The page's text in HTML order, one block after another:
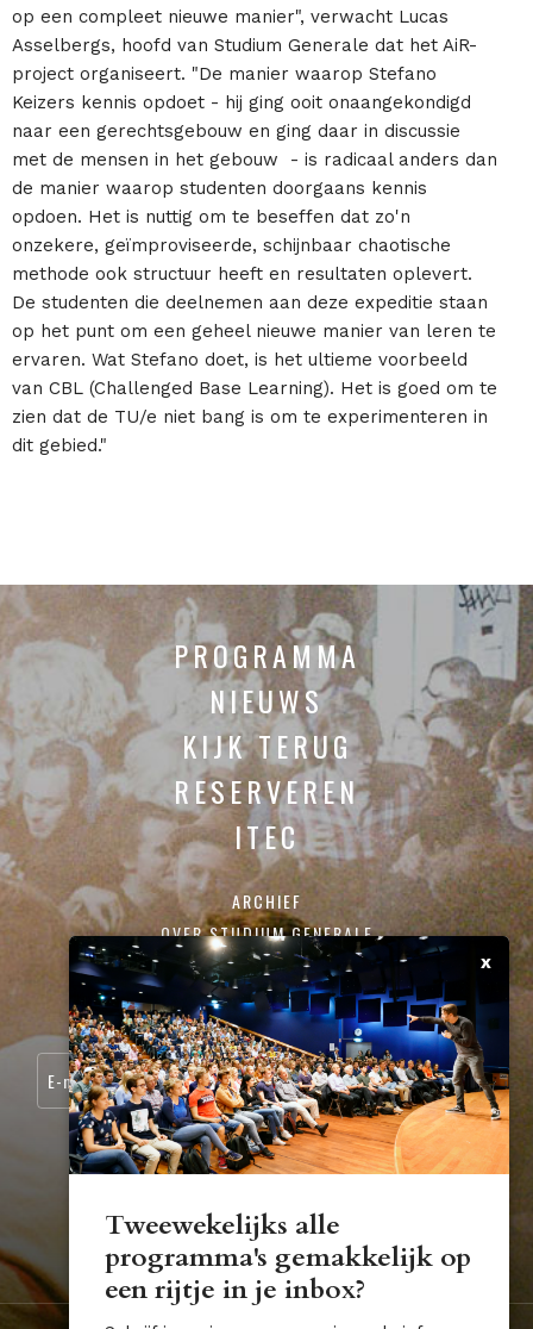
op een compleet nieuwe manier", verwacht Lucas
Asselbergs, hoofd van Studium Generale dat het AiR-
project organiseert. "De manier waarop Stefano
Keizers kennis opdoet - hij ging ooit onaangekondigd
naar een gerechtsgebouw en ging daar in discussie
met de mensen in het gebouw - is radicaal anders dan
de manier waarop studenten doorgaans kennis
opdoen. Het is nuttig om te beseffen dat zo'n
onzekere, geïmproviseerde, schijnbaar chaotische
methode ook structuur heeft en resultaten oplevert.
De studenten die deelnemen aan deze expeditie staan
op het punt om een geheel nieuwe manier van leren te
ervaren. Wat Stefano doet, is het ultieme voorbeeld
van CBL (Challenged Base Learning). Het is goed om te
zien dat de TU/e niet bang is om te experimenteren in
dit gebied."
PROGRAMMA
NIEUWS
KIJK TERUG
RESERVEREN
ITEC
ARCHIEF
OVER STUDIUM GENERALE
CONTACT
SCHRIJF JE IN VOOR ONZE NIEUWSBRIEF:
STUDIUM.GENERALE@TUE.NL
Tweewekelijks alle
programma's gemakkelijk op
een rijtje in je inbox?
x